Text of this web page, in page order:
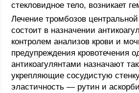
стекловидное тело, возникает
Лечение тромбозов
состоит в назначении
контролем анализов крови и
предупреждения кровотечения
антикоагулянтами назначают
укрепляющие сосудистую
эластичность — рутин и